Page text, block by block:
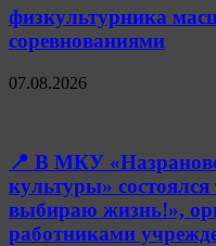
физкультурника
соревнованиями
07.08.2026
📍 В МКУ
культуры»
выбираю жизнь!»,
работниками